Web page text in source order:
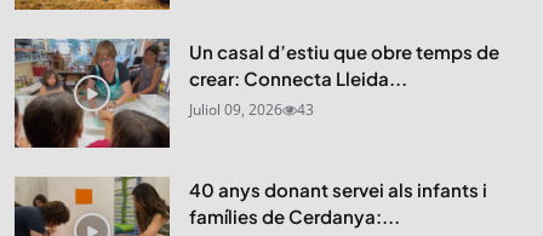
Un casal d’estiu que obre temps de
crear: Connecta Lleida...
Juliol 09, 2026 43
40 anys donant servei als infants i
famílies de Cerdanya:...